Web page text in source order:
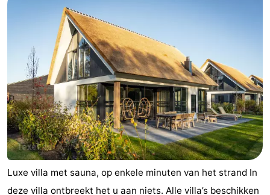
Luxe villa met sauna, op enkele minuten van het strand In
deze villa ontbreekt het u aan niets. Alle villa’s beschikken